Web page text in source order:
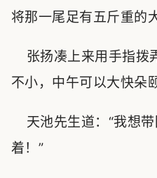
将那一尾足有五斤重的
张扬凑上来用手指拨
不小，中午可以大快朵
天池先生道：“我想
着！”